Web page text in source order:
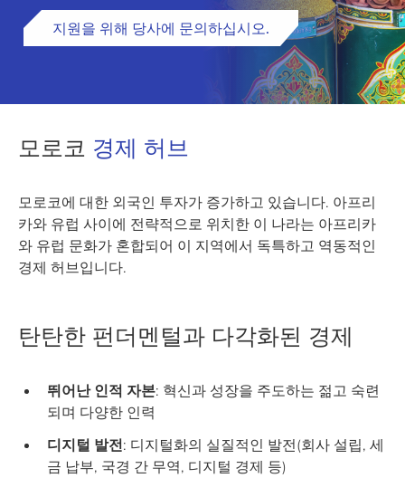
지원을 위해 당사에 문의하십시오.
모로코 경제 허브
모로코에 대한 외국인 투자가 증가하고 있습니다. 아프리
카와 유럽 사이에 전략적으로 위치한 이 나라는 아프리카
와 유럽 문화가 혼합되어 이 지역에서 독특하고 역동적인
경제 허브입니다.
탄탄한 펀더멘털과 다각화된 경제
뛰어난 인적 자본: 혁신과 성장을 주도하는 젊고 숙련
되며 다양한 인력
디지털 발전: 디지털화의 실질적인 발전(회사 설립, 세
금 납부, 국경 간 무역, 디지털 경제 등)